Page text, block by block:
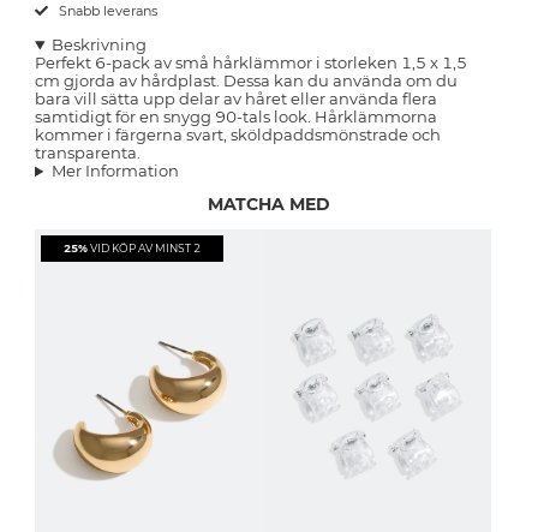
Snabb leverans
Beskrivning
Perfekt 6-pack av små hårklämmor i storleken 1,5 x 1,5
cm gjorda av hårdplast. Dessa kan du använda om du
bara vill sätta upp delar av håret eller använda flera
samtidigt för en snygg 90-tals look. Hårklämmorna
kommer i färgerna svart, sköldpaddsmönstrade och
transparenta.
Mer Information
MATCHA MED
25% VID KÖP AV MINST 2